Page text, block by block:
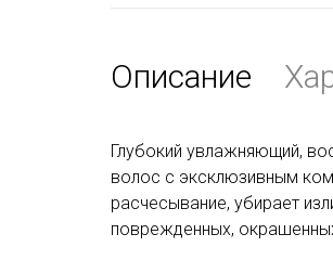
Описание
Глубокий увлажняющий,
волос c эксклюзивным
расчесывание, убирает
поврежденных,